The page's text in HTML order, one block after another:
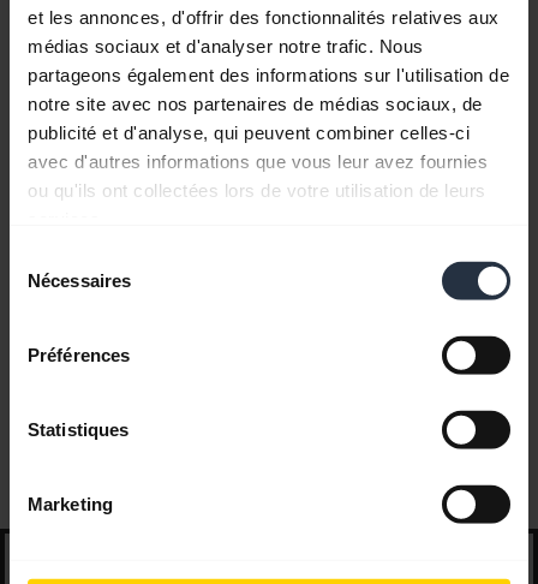
et les annonces, d'offrir des fonctionnalités relatives aux
médias sociaux et d'analyser notre trafic. Nous
partageons également des informations sur l'utilisation de
notre site avec nos partenaires de médias sociaux, de
publicité et d'analyse, qui peuvent combiner celles-ci
avec d'autres informations que vous leur avez fournies
ou qu'ils ont collectées lors de votre utilisation de leurs
Nécessaires
Préférences
Statistiques
Marketing
Questions fréquemment posées
Documents produits
Questions fréquemment posées
Conseils et astuces de démarrage